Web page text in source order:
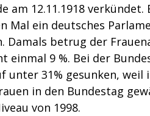
am 12.11.1918 verkündet.
Mal ein deutsches
Damals betrug der
einmal 9 %. Bei der
unter 31% gesunken,
in den Bundestag
von 1998.